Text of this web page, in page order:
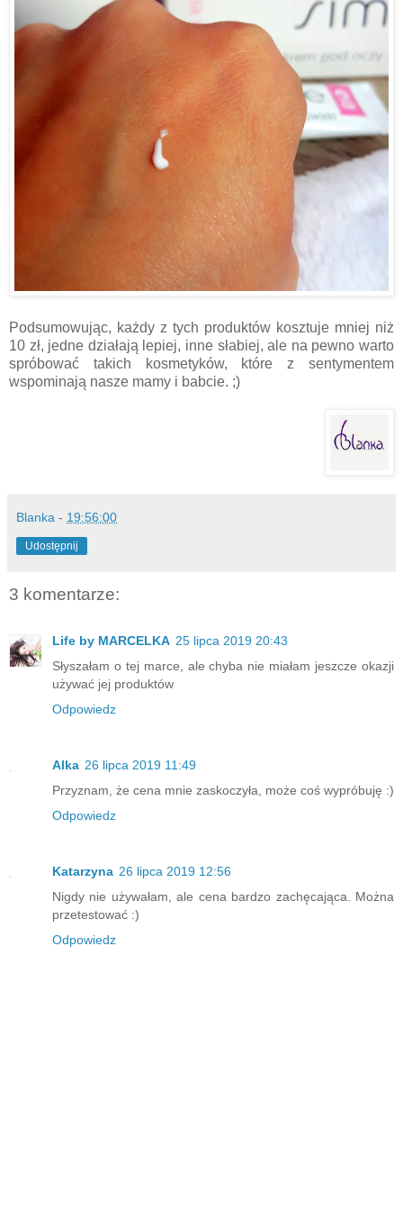
Podsumowując, każdy z tych produktów kosztuje mniej niż
10 zł, jedne działają lepiej, inne słabiej, ale na pewno warto
spróbować takich kosmetyków, które z sentymentem
wspominają nasze mamy i babcie. ;)
Blanka - 19:56:00
Udostępnij
3 komentarze:
Life by MARCELKA 25 lipca 2019 20:43
Słyszałam o tej marce, ale chyba nie miałam jeszcze okazji
używać jej produktów
Odpowiedz
Alka 26 lipca 2019 11:49
Przyznam, że cena mnie zaskoczyła, może coś wypróbuję :)
Odpowiedz
Katarzyna 26 lipca 2019 12:56
Nigdy nie używałam, ale cena bardzo zachęcająca. Można
przetestować :)
Odpowiedz